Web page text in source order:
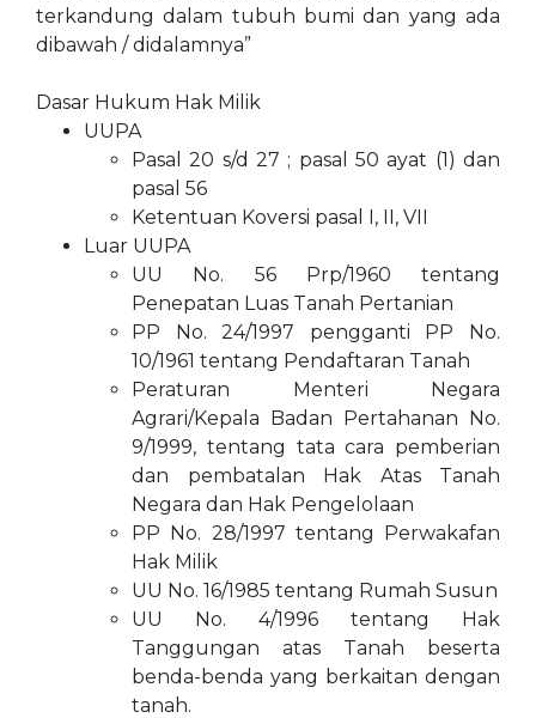
terkandung dalam tubuh bumi dan yang ada
dibawah / didalamnya”
Dasar Hukum Hak Milik
UUPA
Pasal 20 s/d 27 ; pasal 50 ayat (1) dan
pasal 56
Ketentuan Koversi pasal I, II, VII
Luar UUPA
UU No. 56 Prp/1960 tentang
Penepatan Luas Tanah Pertanian
PP No. 24/1997 pengganti PP No.
10/1961 tentang Pendaftaran Tanah
Peraturan Menteri Negara
Agrari/Kepala Badan Pertahanan No.
9/1999, tentang tata cara pemberian
dan pembatalan Hak Atas Tanah
Negara dan Hak Pengelolaan
PP No. 28/1997 tentang Perwakafan
Hak Milik
UU No. 16/1985 tentang Rumah Susun
UU No. 4/1996 tentang Hak
Tanggungan atas Tanah beserta
benda-benda yang berkaitan dengan
tanah.